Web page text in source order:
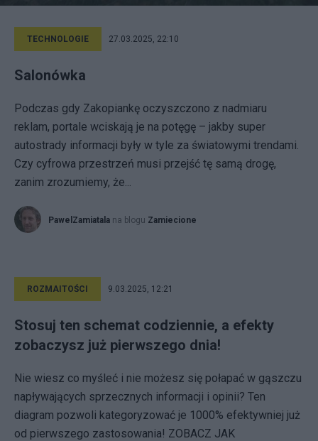
TECHNOLOGIE 27.03.2025, 22:10
Salonówka
Podczas gdy Zakopiankę oczyszczono z nadmiaru
reklam, portale wciskają je na potęgę – jakby super
autostrady informacji były w tyle za światowymi trendami.
Czy cyfrowa przestrzeń musi przejść tę samą drogę,
zanim zrozumiemy, że...
PawelZamiatala na blogu Zamiecione
ROZMAITOŚCI 9.03.2025, 12:21
Stosuj ten schemat codziennie, a efekty
zobaczysz już pierwszego dnia!
Nie wiesz co myśleć i nie możesz się połapać w gąszczu
napływających sprzecznych informacji i opinii? Ten
diagram pozwoli kategoryzować je 1000% efektywniej już
od pierwszego zastosowania! ZOBACZ JAK